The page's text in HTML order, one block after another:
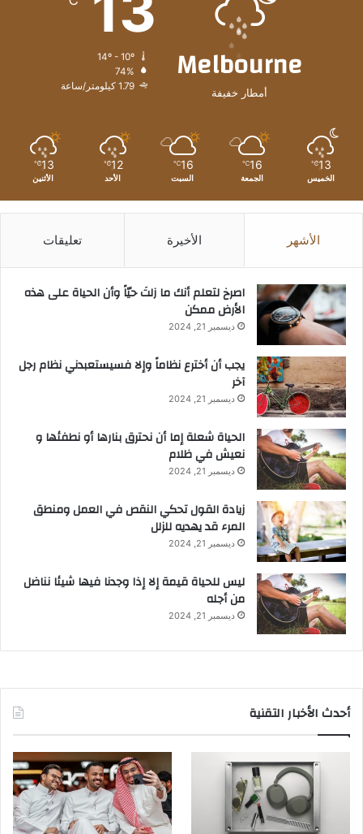
Melbourne
أمطار خفيفة
74%
1.79 كيلومتر/ساعة
13
℃
الخميس
16
℃
الجمعة
16
℃
السبت
12
℃
الأحد
13
℃
الأثنين
الأشهر الأخيرة تعليقات
‫اصرخ لتعلم أنك ما زلتَ حيّاً وأن الحياة على هذه
الأرض ممكن
ديسمبر 21, 2024
يجب أن أخترع نظاماً وإلا فسيستعبدني نظام رجل
آخر
ديسمبر 21, 2024
الحياة شعلة إما أن نحترق بنارها أو نطفئها و
نعيش في ظلام
ديسمبر 21, 2024
زيادة القول تحكي النقص في العمل ومنطق
المرء قد يهديه للزلل
ديسمبر 21, 2024
ليس للحياة قيمة إلا إذا وجدنا فيها شيئا نناضل
من أجله
ديسمبر 21, 2024
أحدث الأخبار التقنية